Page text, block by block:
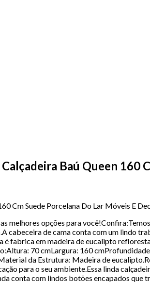
Baú Queen 160
Cm Suede Porcelana Do Lar Móveis E
melhores opções para
cabeceira de cama conta com um lindo
fabrica em madeira de eucalipto
70 cmLargura: 160
da Estrutura: Madeira de
para o seu ambiente.Essa linda
conta com lindos botões encapados que